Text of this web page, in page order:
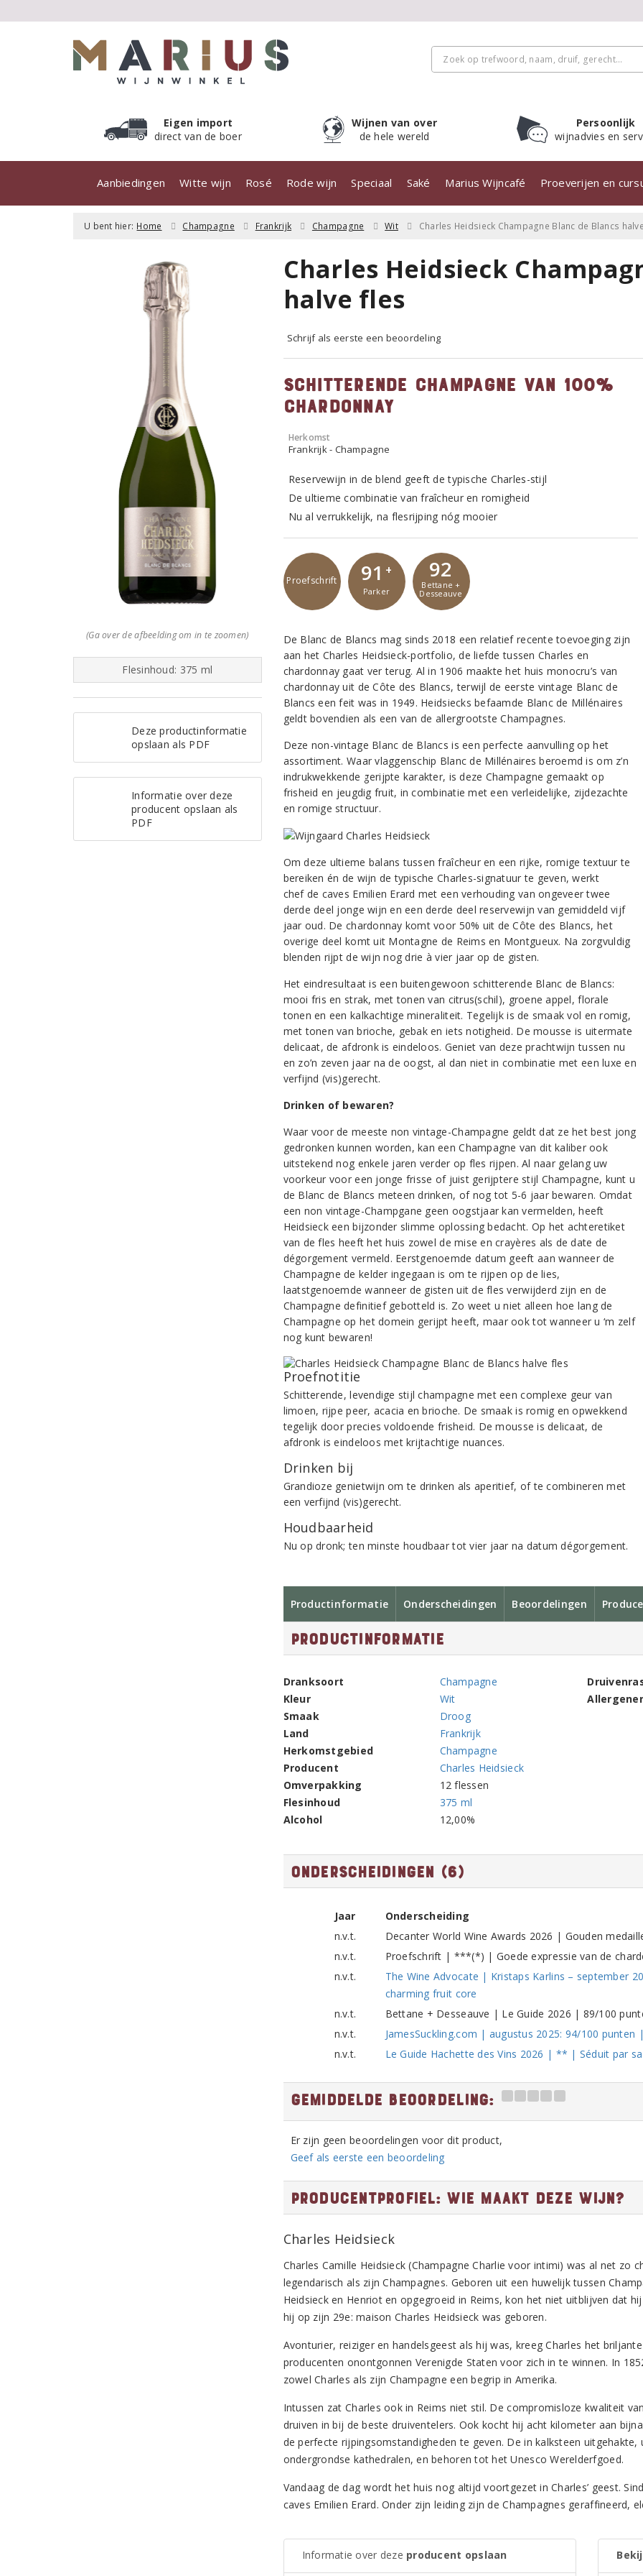
Eigen import
direct van de boer
Wijnen van over
de hele wereld
Persoonlijk
wijnadvies en
Aanbiedingen Witte wijn Rosé Rode wijn Speciaal Saké Marius Wijncafé Proeverijen en
U bent hier: Home Champagne Frankrijk Champagne Wit Charles Heidsieck Champagne Blanc de Blancs
(Ga over de afbeelding om in te zoomen)
Flesinhoud: 375 ml
Deze productinformatie
opslaan als PDF
Informatie over deze
producent opslaan als
PDF
Charles Heidsieck
halve fles
Schrijf als eerste een beoordeling
Schitterende Champagne van 100%
chardonnay
Herkomst
Frankrijk - Champagne
Reservewijn in de blend geeft de typische Charles-stijl
De ultieme combinatie van fraîcheur en romigheid
Nu al verrukkelijk, na flesrijping nóg mooier
Proefschrift 91 +
Parker
92
Bettane +
Desseauve
De Blanc de Blancs mag sinds 2018 een relatief recente toevoeging zijn
aan het Charles Heidsieck-portfolio, de liefde tussen Charles en
chardonnay gaat ver terug. Al in 1906 maakte het huis monocru’s van
chardonnay uit de Côte des Blancs, terwijl de eerste vintage Blanc de
Blancs een feit was in 1949. Heidsiecks befaamde Blanc de Millénaires
geldt bovendien als een van de allergrootste Champagnes.
Deze non-vintage Blanc de Blancs is een perfecte aanvulling op het
assortiment. Waar vlaggenschip Blanc de Millénaires beroemd is om z’n
indrukwekkende gerijpte karakter, is deze Champagne gemaakt op
frisheid en jeugdig fruit, in combinatie met een verleidelijke, zijdezachte
en romige structuur.
Om deze ultieme balans tussen fraîcheur en een rijke, romige textuur te
bereiken én de wijn de typische Charles-signatuur te geven, werkt
chef de caves Emilien Erard met een verhouding van ongeveer twee
derde deel jonge wijn en een derde deel reservewijn van gemiddeld vijf
jaar oud. De chardonnay komt voor 50% uit de Côte des Blancs, het
overige deel komt uit Montagne de Reims en Montgueux. Na zorgvuldig
blenden rijpt de wijn nog drie à vier jaar op de gisten.
Het eindresultaat is een buitengewoon schitterende Blanc de Blancs:
mooi fris en strak, met tonen van citrus(schil), groene appel, florale
tonen en een kalkachtige mineraliteit. Tegelijk is de smaak vol en romig,
met tonen van brioche, gebak en iets notigheid. De mousse is uitermate
delicaat, de afdronk is eindeloos. Geniet van deze prachtwijn tussen nu
en zo’n zeven jaar na de oogst, al dan niet in combinatie met een luxe en
verfijnd (vis)gerecht.
Drinken of bewaren?
Waar voor de meeste non vintage-Champagne geldt dat ze het best jong
gedronken kunnen worden, kan een Champagne van dit kaliber ook
uitstekend nog enkele jaren verder op fles rijpen. Al naar gelang uw
voorkeur voor een jonge frisse of juist gerijptere stijl Champagne, kunt u
de Blanc de Blancs meteen drinken, of nog tot 5-6 jaar bewaren. Omdat
een non vintage-Champgane geen oogstjaar kan vermelden, heeft
Heidsieck een bijzonder slimme oplossing bedacht. Op het achteretiket
van de fles heeft het huis zowel de mise en crayères als de date de
dégorgement vermeld. Eerstgenoemde datum geeft aan wanneer de
Champagne de kelder ingegaan is om te rijpen op de lies,
laatstgenoemde wanneer de gisten uit de fles verwijderd zijn en de
Champagne definitief gebotteld is. Zo weet u niet alleen hoe lang de
Champagne op het domein gerijpt heeft, maar ook tot wanneer u ‘m zelf
nog kunt bewaren!
Proefnotitie
Schitterende, levendige stijl champagne met een complexe geur van
limoen, rijpe peer, acacia en brioche. De smaak is romig en opwekkend
tegelijk door precies voldoende frisheid. De mousse is delicaat, de
afdronk is eindeloos met krijtachtige nuances.
Drinken bij
Grandioze genietwijn om te drinken als aperitief, of te combineren met
een verfijnd (vis)gerecht.
Houdbaarheid
Nu op dronk; ten minste houdbaar tot vier jaar na datum dégorgement.
Productinformatie Onderscheidingen Beoordelingen
Productinformatie
Dranksoort
Champagne
Kleur
Wit
Smaak
Droog
Land
Frankrijk
Herkomstgebied
Champagne
Producent
Charles Heidsieck
Omverpakking
12 flessen
Flesinhoud
375 ml
Alcohol
12,00%
Onderscheidingen (6)
Jaar
Onderscheiding
n.v.t.
Decanter World Wine Awards 2026 | Gouden
n.v.t.
Proefschrift | ***(*) | Goede expressie van de
n.v.t.
The Wine Advocate | Kristaps Karlins – september
charming fruit core
n.v.t.
Bettane + Desseauve | Le Guide 2026 | 89/100
n.v.t.
JamesSuckling.com | augustus 2025: 94/100 punten
n.v.t.
Le Guide Hachette des Vins 2026 | ** | Séduit par
Gemiddelde beoordeling:
Er zijn geen beoordelingen voor dit product,
Geef als eerste een beoordeling
Producentprofiel: Wie maakt deze wijn?
Charles Heidsieck
Charles Camille Heidsieck (Champagne Charlie voor intimi) was al net zo
legendarisch als zijn Champagnes. Geboren uit een huwelijk tussen
Heidsieck en Henriot en opgegroeid in Reims, kon het niet uitblijven dat
hij op zijn 29e: maison Charles Heidsieck was geboren.
Avonturier, reiziger en handelsgeest als hij was, kreeg Charles het
producenten onontgonnen Verenigde Staten voor zich in te winnen. In
zowel Charles als zijn Champagne een begrip in Amerika.
Intussen zat Charles ook in Reims niet stil. De compromisloze kwaliteit
druiven in bij de beste druiventelers. Ook kocht hij acht kilometer aan
de perfecte rijpingsomstandigheden te geven. De in kalksteen
ondergrondse kathedralen, en behoren tot het Unesco Werelderfgoed.
Vandaag de dag wordt het huis nog altijd voortgezet in Charles’ geest.
caves Emilien Erard. Onder zijn leiding zijn de Champagnes geraffineerd,
Informatie over deze producent opslaan